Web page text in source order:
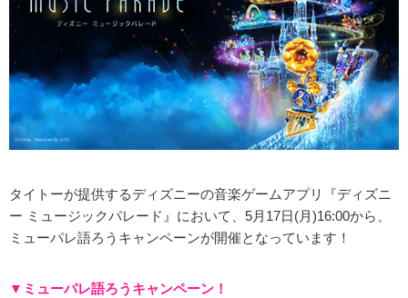
タイトーが提供するディズニーの音楽ゲームアプリ『ディズニ
ー ミュージックパレード』において、5月17日(月)16:00から、
ミューパレ語ろうキャンペーンが開催となっています！
▼ミューパレ語ろうキャンペーン！